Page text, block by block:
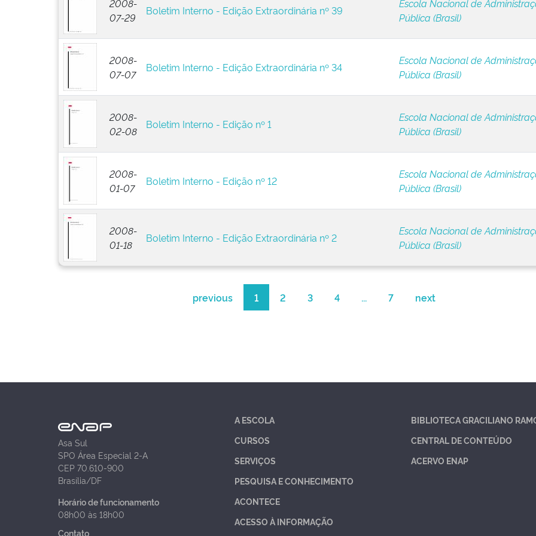
2008-
07-29
Boletim Interno - Edição Extraordinária nº 39
Escola Nacional de
Pública (Brasil)
2008-
07-07
Boletim Interno - Edição Extraordinária nº 34
Escola Nacional de
Pública (Brasil)
2008-
02-08
Boletim Interno - Edição nº 1
Escola Nacional de
Pública (Brasil)
2008-
01-07
Boletim Interno - Edição nº 12
Escola Nacional de
Pública (Brasil)
2008-
01-18
Boletim Interno - Edição Extraordinária nº 2
Escola Nacional de
Pública (Brasil)
previous 1 2 3 4 ... 7 next
Asa Sul
SPO Área Especial 2-A
CEP 70.610-900
Brasília/DF
Horário de funcionamento
08h00 às 18h00
Contato
A ESCOLA
CURSOS
SERVIÇOS
PESQUISA E CONHECIMENTO
ACONTECE
ACESSO À INFORMAÇÃO
BIBLIOTECA GRACILIANO
CENTRAL DE CONTEÚDO
ACERVO ENAP